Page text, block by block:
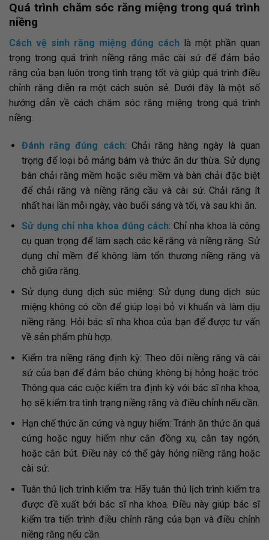
Quá trình chăm sóc răng miệng trong quá trình
niềng
Cách vệ sinh răng miệng đúng cách là một phần quan
trọng trong quá trình niềng răng mắc cài sứ để đảm bảo
răng của bạn luôn trong tình trạng tốt và giúp quá trình điều
chỉnh răng diễn ra một cách suôn sẻ. Dưới đây là một số
hướng dẫn về cách chăm sóc răng miệng trong quá trình
niềng:
Đánh răng đúng cách: Chải răng hàng ngày là quan
trọng để loại bỏ mảng bám và thức ăn dư thừa. Sử dụng
bàn chải răng mềm hoặc siêu mềm và bàn chải đặc biệt
để chải răng và niềng răng cầu và cài sứ. Chải răng ít
nhất hai lần mỗi ngày, vào buổi sáng và tối, và sau khi ăn.
Sử dụng chỉ nha khoa đúng cách: Chỉ nha khoa là công
cụ quan trọng để làm sạch các kẽ răng và niềng răng. Sử
dụng chỉ mềm để không làm tổn thương niềng răng và
chỗ giữa răng.
Sử dụng dung dịch súc miệng: Sử dụng dung dịch súc
miệng không có cồn để giúp loại bỏ vi khuẩn và làm dịu
niềng răng. Hỏi bác sĩ nha khoa của bạn để được tư vấn
về sản phẩm phù hợp.
Kiểm tra niềng răng định kỳ: Theo dõi niềng răng và cài
sứ của bạn để đảm bảo chúng không bị hỏng hoặc tróc.
Thông qua các cuộc kiểm tra định kỳ với bác sĩ nha khoa,
họ sẽ kiểm tra tình trạng niềng răng và điều chỉnh nếu cần.
Hạn chế thức ăn cứng và nguy hiểm: Tránh ăn thức ăn quá
cứng hoặc nguy hiểm như cắn đồng xu, cắn tay ngón,
hoặc cắn bút. Điều này có thể gây hỏng niềng răng hoặc
cài sứ.
Tuân thủ lịch trình kiểm tra: Hãy tuân thủ lịch trình kiểm tra
được đề xuất bởi bác sĩ nha khoa. Điều này giúp bác sĩ
kiểm tra tiến trình điều chỉnh răng của bạn và điều chỉnh
niềng răng nếu cần.